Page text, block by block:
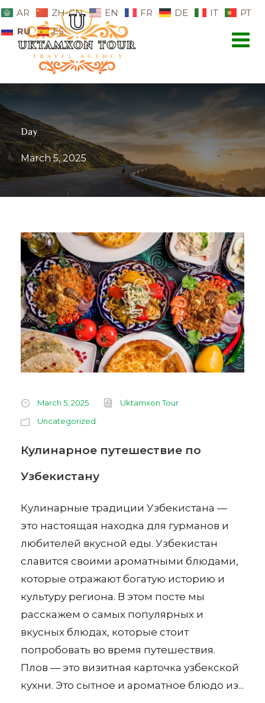
Day
March 5, 2025
March 5, 2025
Uktamxon Tour
Uncategorized
Кулинарное путешествие по
Узбекистану
Кулинарные традиции Узбекистана —
это настоящая находка для гурманов и
любителей вкусной еды. Узбекистан
славится своими ароматными блюдами,
которые отражают богатую историю и
культуру региона. В этом посте мы
расскажем о самых популярных и
вкусных блюдах, которые стоит
попробовать во время путешествия.
Плов — это визитная карточка узбекской
кухни. Это сытное и ароматное блюдо из...
AR ZH-CN EN FR DE IT
PT
RU
ES